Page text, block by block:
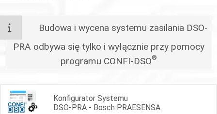
Budowa i wycena systemu zasilania DSO-
PRA odbywa się tylko i wyłącznie przy pomocy
programu CONFI-DSO®
Konfigurator Systemu
DSO-PRA - Bosch PRAESENSA